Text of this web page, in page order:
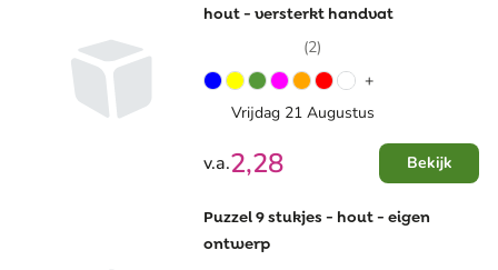
hout - versterkt handvat
(2)
+
Vrijdag 21 Augustus
v.a.2,28 Bekijk
Puzzel 9 stukjes - hout - eigen
ontwerp